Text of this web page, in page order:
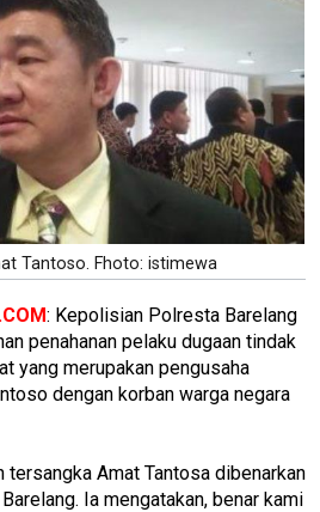
Tantoso. Fhoto: istimewa
: Kepolisian Polresta Barelang
penahanan pelaku dugaan tindak
yang merupakan pengusaha
dengan korban warga negara
tersangka Amat Tantosa dibenarkan
Ia mengatakan, benar kami